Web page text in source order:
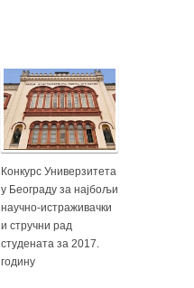
Конкурс Универзитета
у Београду за најбољи
научно-истраживачки
и стручни рад
студената за 2017.
годину